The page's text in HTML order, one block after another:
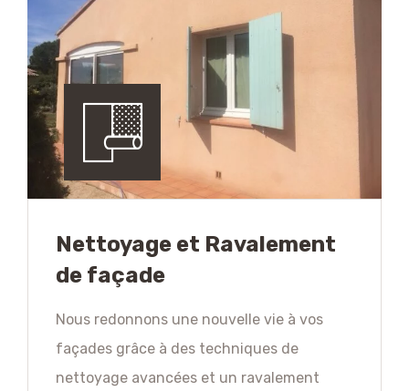
Nettoyage et Ravalement
de façade
Nous redonnons une nouvelle vie à vos
façades grâce à des techniques de
nettoyage avancées et un ravalement